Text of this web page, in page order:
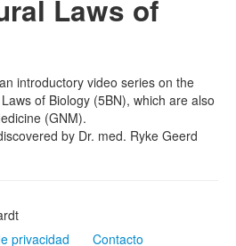
Laws of
introductory video series on the
of Biology (5BN), which are also
(GNM).
by Dr. med. Ryke Geerd
privacidad Contacto